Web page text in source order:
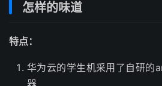
怎样的味道
特点：
华为云的学生机采用了自研的
器